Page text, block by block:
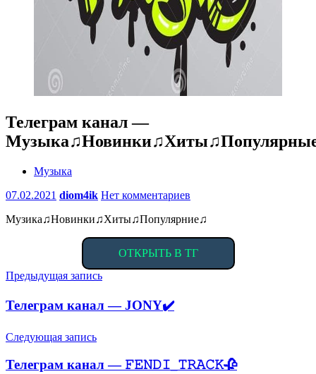
Телеграм канал —
Музыка
07.02.2021 diom4ik Нет комментариев
Музика♫Новинки♫Хиты♫Популярние♫
ОТКРЫТЬ В ТГ
Навигация
по
записям
Предыдущая запись
Телеграм канал — JONY✔️
Следующая запись
Телеграм канал — 𝙵𝙴𝙽𝙳𝙸_𝚃𝚁𝙰𝙲𝙺🥀